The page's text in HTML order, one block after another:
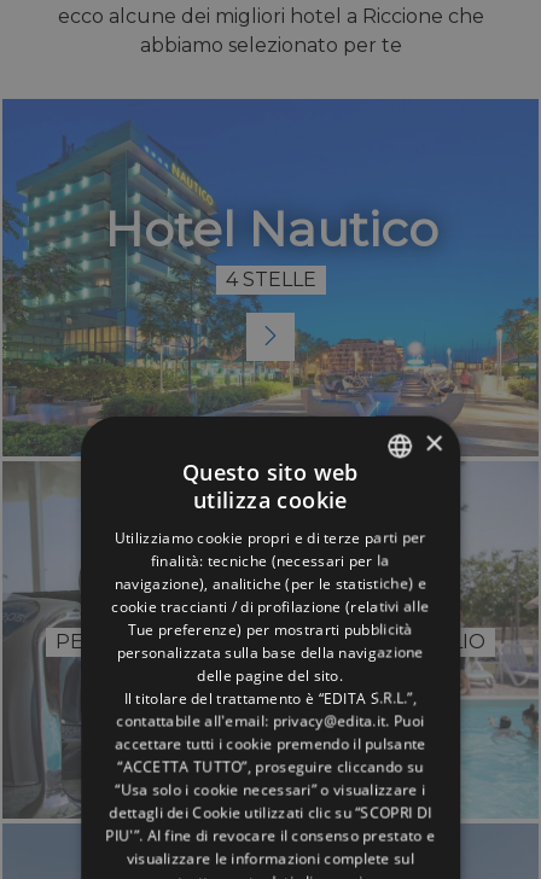
ecco alcune dei migliori hotel a Riccione che
abbiamo selezionato per te
Hotel Nautico
4 STELLE
CFH Riccione
PER LE FAMIGLIE CHE CERCANO IL MEGLIO
ENGLISH
GERMAN
FRENCH
×
Questo sito web
utilizza cookie
Utilizziamo cookie propri e di terze parti per
finalità: tecniche (necessari per la
navigazione), analitiche (per le statistiche) e
cookie traccianti / di profilazione (relativi alle
Tue preferenze) per mostrarti pubblicità
personalizzata sulla base della navigazione
delle pagine del sito.
Il titolare del trattamento è “EDITA S.R.L.”,
contattabile all'email: privacy@edita.it. Puoi
accettare tutti i cookie premendo il pulsante
“ACCETTA TUTTO”, proseguire cliccando su
“Usa solo i cookie necessari” o visualizzare i
dettagli dei Cookie utilizzati clic su “SCOPRI DI
PIU'”. Al fine di revocare il consenso prestato e
visualizzare le informazioni complete sul